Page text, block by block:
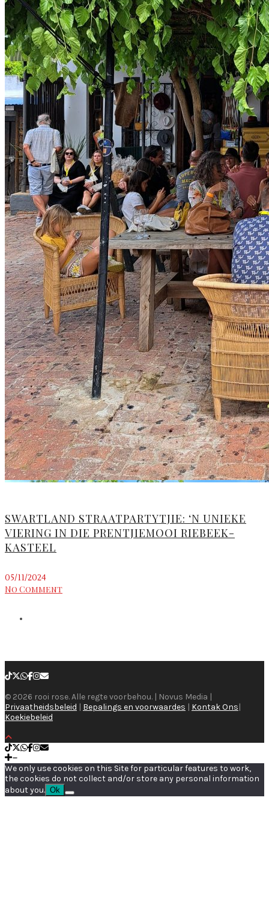
SWARTLAND STRAATPARTYTJIE: ‘N UNIEKE
VIERING IN DIE PRENTJIEMOOI RIEBEEK-
KASTEEL
05/11/2024
No Comment
© 2026 rooi rose. Alle regte voorbehou. | Novus Media |
Privaatheidsbeleid | Bepalings en voorwaardes | Kontak Ons|
Koekiebeleid
We only use cookies on this Site for particular features to work,
the cookies do not collect and/or store any personal information
about you. Ok